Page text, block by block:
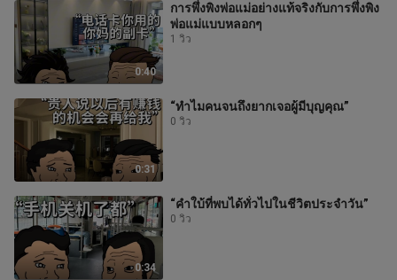
0:40
การพึ่งพิงพ่อแม่อย่างแท้จริงกับการพึ่งพิง
พ่อแม่แบบหลอกๆ
1 วิว
0:31
“ทำไมคนจนถึงยากเจอผู้มีบุญคุณ”
0 วิว
0:34
“คำใบ้ที่พบได้ทั่วไปในชีวิตประจำวัน”
0 วิว